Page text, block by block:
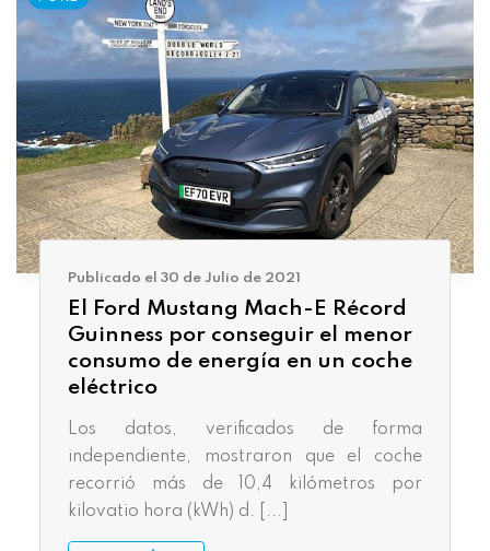
Publicado el 30 de Julio de 2021
El Ford Mustang Mach-E Récord
Guinness por conseguir el menor
consumo de energía en un coche
eléctrico
Los datos, verificados de forma
independiente, mostraron que el coche
recorrió más de 10,4 kilómetros por
kilovatio hora (kWh) d. [...]